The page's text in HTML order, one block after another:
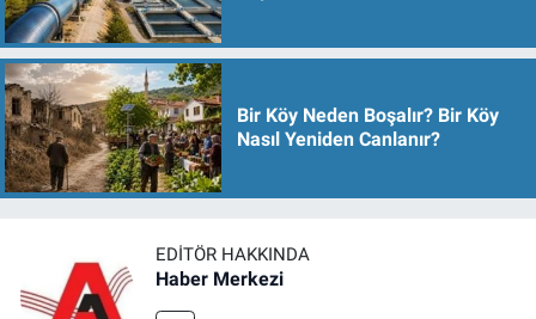
Bir Köy Neden Boşalır? Bir Köy
Nasıl Yeniden Canlanır?
EDITÖR HAKKINDA
Haber Merkezi